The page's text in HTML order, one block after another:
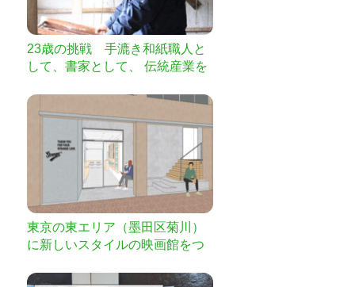
23歳の挑戦 手漉き和紙職人と
して、書家として、 伝統産業を
東京の東エリア（墨田区菊川）
に新しいスタイルの映画館をつ
す！